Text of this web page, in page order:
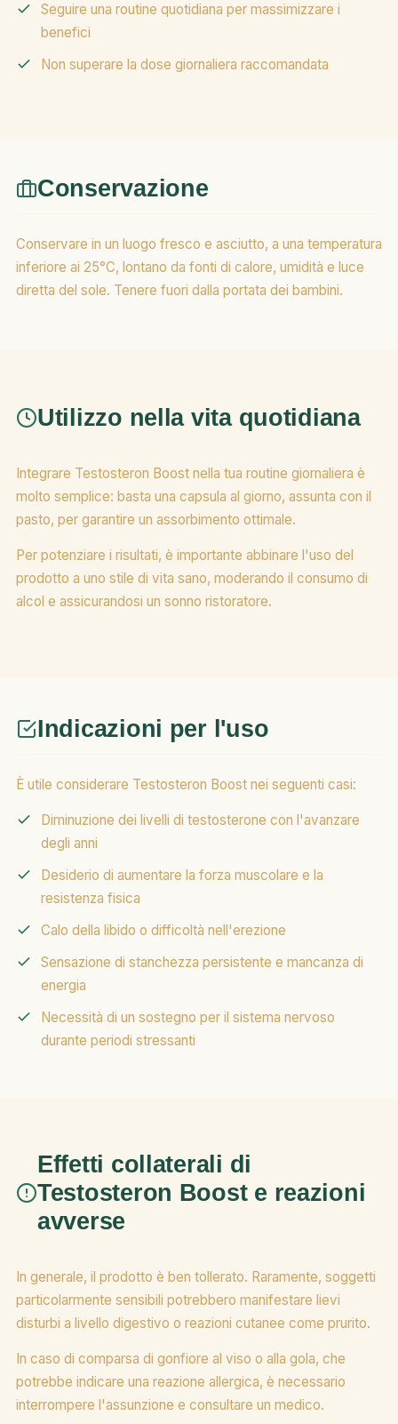
Seguire una routine quotidiana per massimizzare i
benefici
Non superare la dose giornaliera raccomandata
Conservazione
Conservare in un luogo fresco e asciutto, a una temperatura
inferiore ai 25°C, lontano da fonti di calore, umidità e luce
diretta del sole. Tenere fuori dalla portata dei bambini.
Utilizzo nella vita quotidiana
Integrare Testosteron Boost nella tua routine giornaliera è
molto semplice: basta una capsula al giorno, assunta con il
pasto, per garantire un assorbimento ottimale.
Per potenziare i risultati, è importante abbinare l'uso del
prodotto a uno stile di vita sano, moderando il consumo di
alcol e assicurandosi un sonno ristoratore.
Indicazioni per l'uso
È utile considerare Testosteron Boost nei seguenti casi:
Diminuzione dei livelli di testosterone con l'avanzare
degli anni
Desiderio di aumentare la forza muscolare e la
resistenza fisica
Calo della libido o difficoltà nell'erezione
Sensazione di stanchezza persistente e mancanza di
energia
Necessità di un sostegno per il sistema nervoso
durante periodi stressanti
Effetti collaterali di
Testosteron Boost e reazioni
avverse
In generale, il prodotto è ben tollerato. Raramente, soggetti
particolarmente sensibili potrebbero manifestare lievi
disturbi a livello digestivo o reazioni cutanee come prurito.
In caso di comparsa di gonfiore al viso o alla gola, che
potrebbe indicare una reazione allergica, è necessario
interrompere l'assunzione e consultare un medico.